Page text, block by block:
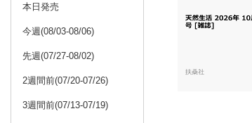
本日発売
今週(08/03-08/06)
先週(07/27-08/02)
2週間前(07/20-07/26)
3週間前(07/13-07/19)